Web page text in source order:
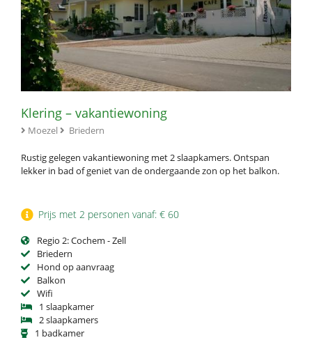
Klering – vakantiewoning
Moezel Briedern
Rustig gelegen vakantiewoning met 2 slaapkamers. Ontspan
lekker in bad of geniet van de ondergaande zon op het balkon.
Prijs met 2 personen vanaf: € 60
Regio 2: Cochem - Zell
Briedern
Hond op aanvraag
Balkon
Wifi
1 slaapkamer
2 slaapkamers
1 badkamer